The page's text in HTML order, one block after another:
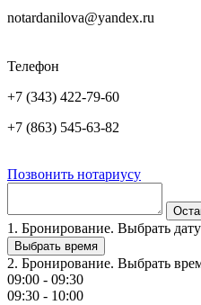
notardanilova@yandex.ru
Телефон
+7 (343) 422-79-60
+7 (863) 545-63-82
Позвонить нотариусу
1. Бронирование. Выбрать дату
Выбрать время
2. Бронирование. Выбрать
09:00 - 09:30
09:30 - 10:00